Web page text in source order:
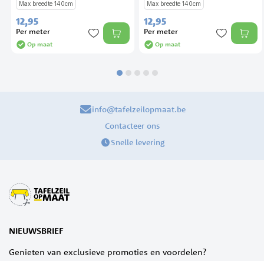
Max breedte 140cm
12,95
Per meter
Op maat
Max breedte 140cm
12,95
Per meter
Op maat
info@tafelzeilopmaat.be
Contacteer ons
Snelle levering
NIEUWSBRIEF
Genieten van exclusieve promoties en voordelen?